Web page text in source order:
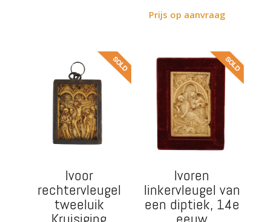
Prijs op aanvraag
Ivoor
rechtervleugel
tweeluik
Ivoren
linkervleugel van
een diptiek, 14e